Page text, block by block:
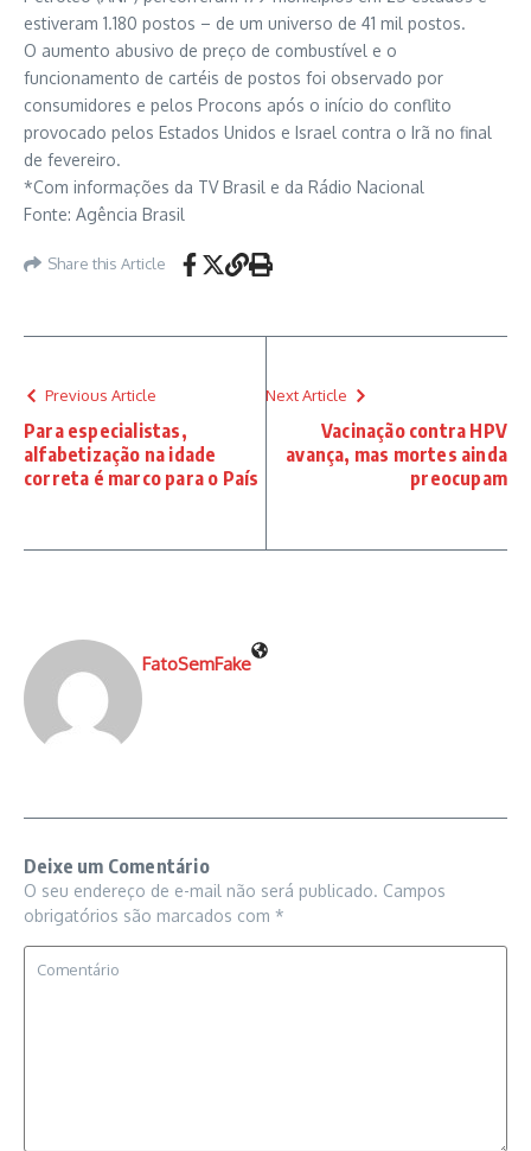
estiveram 1.180 postos – de um universo de 41 mil postos.
O aumento abusivo de preço de combustível e o
funcionamento de cartéis de postos foi observado por
consumidores e pelos Procons após o início do conflito
provocado pelos Estados Unidos e Israel contra o Irã no final
de fevereiro.
*Com informações da TV Brasil e da Rádio Nacional
Fonte: Agência Brasil
Share this Article
Previous Article
Para especialistas,
alfabetização na idade
correta é marco para o País
Next Article
Vacinação contra HPV
avança, mas mortes ainda
preocupam
FatoSemFake
Deixe um Comentário
O seu endereço de e-mail não será publicado. Campos
obrigatórios são marcados com *